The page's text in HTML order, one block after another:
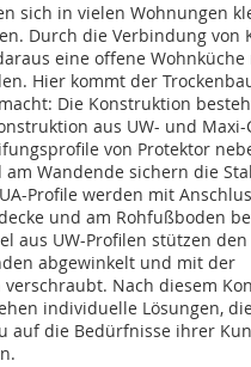
sich in vielen Wohnungen
Durch die Verbindung von
eine offene
Hier kommt der
Die Konstruktion
aus UW- und Maxi-
von Protektor
Wandende sichern die
Profile werden mit
und am Rohfußboden
aus UW-Profilen stützen den
abgewinkelt und mit der
Nach diesem
individuelle Lösun­gen,
auf die Bedürfnisse ihrer